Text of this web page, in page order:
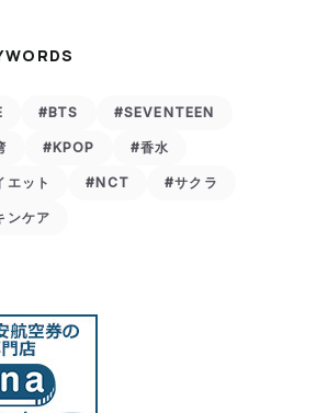
#BTS #SEVENTEEN
#KPOP #香水
エット #NCT #サクラ
ンケア